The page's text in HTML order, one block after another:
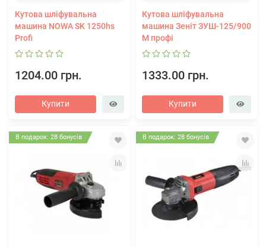
Кутова шліфувальна
машина NOWA SK 1250hs
Profi
1204.00 грн.
Купити
Кутова шліфувальна
машина Зеніт ЗУШ-125/900
М профі
1333.00 грн.
Купити
В подарок: 28 бонусів В подарок: 28 бонусів